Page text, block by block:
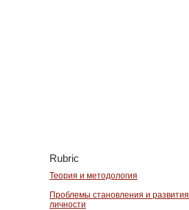
Rubric
Теория и методология
Проблемы становления и развития
личности